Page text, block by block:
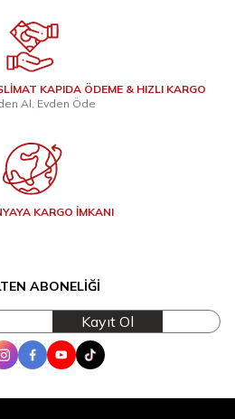
KAPIDA ÖDEME & HIZLI KARGO
Al, Evden Öde
KARGO İMKANI
ABONELIĞI
Kayıt Ol
InstagramFacebook
YoutubeTik Tok